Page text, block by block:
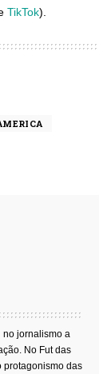
TikTok).
no jornalismo a
No Fut das
protagonismo das